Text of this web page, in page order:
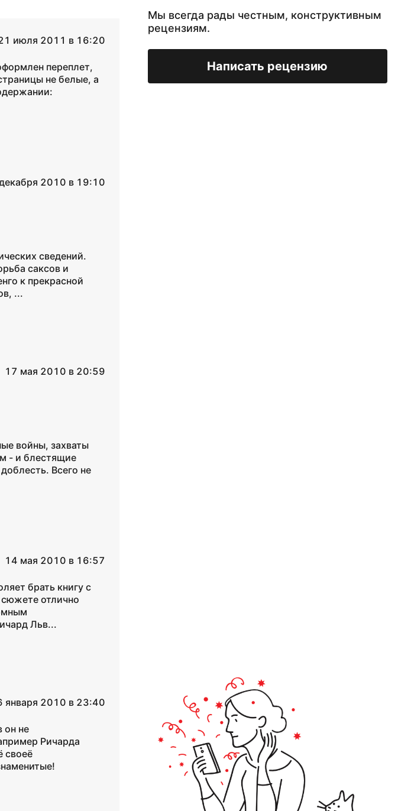
Мы всегда рады честным, конструктивным
рецензиям.
Написать рецензию
июля 2011 в 16:20
переплет,
не белые, а
2010 в 19:10
сведений.
саксов и
к прекрасной
...
17 мая 2010 в 20:59
войны, захваты
- и блестящие
Всего не
14 мая 2010 в 16:57
брать книгу с
сюжете отлично
Льв...
января 2010 в 23:40
он не
Ричарда
своеё